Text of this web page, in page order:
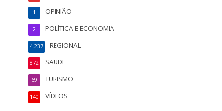
OPINIÃO
1
POLÍTICA E ECONOMIA
2
REGIONAL
4.237
SAÚDE
872
TURISMO
69
VÍDEOS
140